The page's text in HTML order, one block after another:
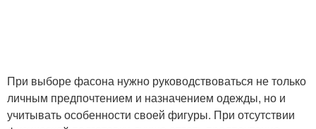
При выборе фасона нужно руководствоваться не только
личным предпочтением и назначением одежды, но и
учитывать особенности своей фигуры. При отсутствии